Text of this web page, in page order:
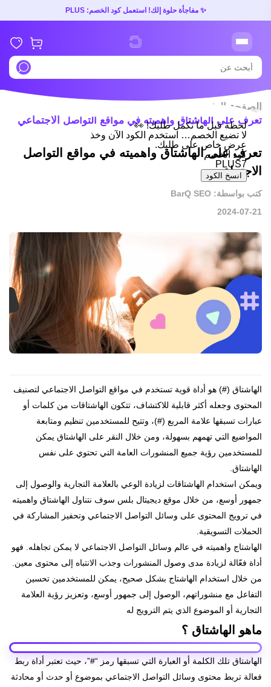
✨ مفاجأة حلوة إلك! استعمل كود الخصم: PLUS
الصفحة الرئيسية
تعرف على الهاشتاق واهميته في مواقع التواصل الاجتماعي
تعرف على الهاشتاق واهميته في مواقع التواصل
الاجتماعي
كتب بواسطة: BarQ SEO
2024-07-21
الهاشتاق (#) هو أداة قوية تستخدم في مواقع التواصل الاجتماعي لتصنيف
المحتوى وجعله أكثر قابلية للاكتشاف، تتكون الهاشتاقات من كلمات أو
عبارات تسبقها علامة المربع (#)، وتتيح للمستخدمين تنظيم ومتابعة
المواضيع التي تهمهم بسهولة، ومن خلال النقر على الهاشتاق يمكن
للمستخدمين رؤية جميع المنشورات العامة التي تحتوي على نفس
الهاشتاق.
ويمكن استخدام الهاشتاقات لزيادة الوعي بالعلامة التجارية والوصول إلى
جمهور أوسع، من خلال موقع ديجيتال بلس سوف نتناول الهاشتاق واهميته
في ترويج المحتوى على وسائل التواصل الاجتماعي وتحفيز المشاركة في
الحملات التسويقية.
الهاشتاج واهميته في عالم وسائل التواصل الاجتماعي لا يمكن تجاهله. فهو
أداة فعّالة لزيادة مدى وصول المنشورات وجذب الانتباه إلى محتوى معين.
من خلال استخدام الهاشتاج بشكل صحيح، يمكن للمستخدمين تحسين
التفاعل مع منشوراتهم، الوصول إلى جمهور أوسع، وتعزيز رؤية العلامة
التجارية أو الموضوع الذي يتم الترويج له
ماهو الهاشتاق ؟
الهاشتاق تلك الكلمة أو العبارة التي تسبقها رمز “#”، حيث تعتبر أداة ربط
فعالة تربط محتوى وسائل التواصل الاجتماعي بموضوع أو حدث أو محادثة